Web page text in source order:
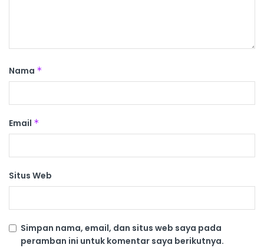
Nama *
Email *
Situs Web
Simpan nama, email, dan situs web saya pada
peramban ini untuk komentar saya berikutnya.